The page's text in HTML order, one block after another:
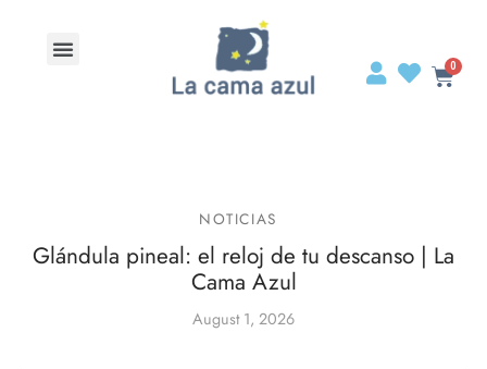
NOTICIAS
Glándula pineal: el reloj de tu descanso | La
Cama Azul
August 1, 2026